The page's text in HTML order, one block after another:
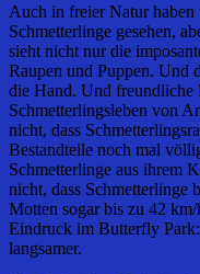
Auch in freier Natur
Schmetterlinge gesehen,
sieht nicht nur die
Raupen und Puppen. Und
die Hand. Und freundliche
Schmetterlingsleben von
nicht, dass
Bestandteile noch mal
Schmetterlinge aus ihrem
nicht, dass Schmetterlinge
Motten sogar bis zu 42
Eindruck im Butterfly Park:
langsamer.